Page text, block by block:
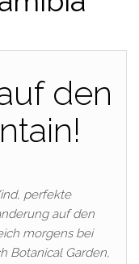
den
perfekte
auf den
morgens bei
Botanical Garden,